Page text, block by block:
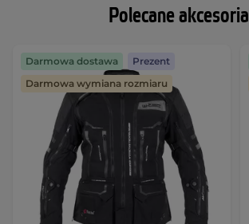
Polecane akcesoria
Darmowa dostawa
Prezent
Darmowa wymiana rozmiaru